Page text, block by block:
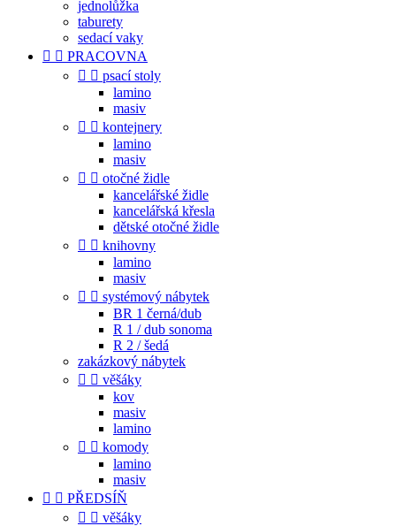
jednolůžka
taburety
sedací vaky
  PRACOVNA
  psací stoly
lamino
masiv
  kontejnery
lamino
masiv
  otočné židle
kancelářské židle
kancelářská křesla
dětské otočné židle
  knihovny
lamino
masiv
  systémový nábytek
BR 1 černá/dub
R 1 / dub sonoma
R 2 / šedá
zakázkový nábytek
  věšáky
kov
masiv
lamino
  komody
lamino
masiv
  PŘEDSÍŇ
  věšáky